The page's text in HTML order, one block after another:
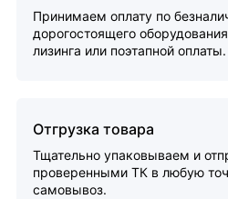
Принимаем оплату по
дорогостоящего
лизинга или поэтапной оплаты.
Отгрузка товара
Тщательно упаковываем и
проверенными ТК в любую
самовывоз.